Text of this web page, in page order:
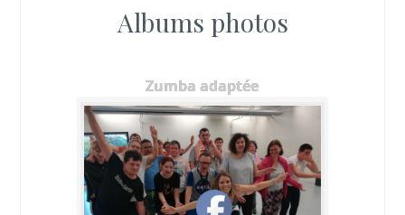
Albums photos
Zumba adaptée